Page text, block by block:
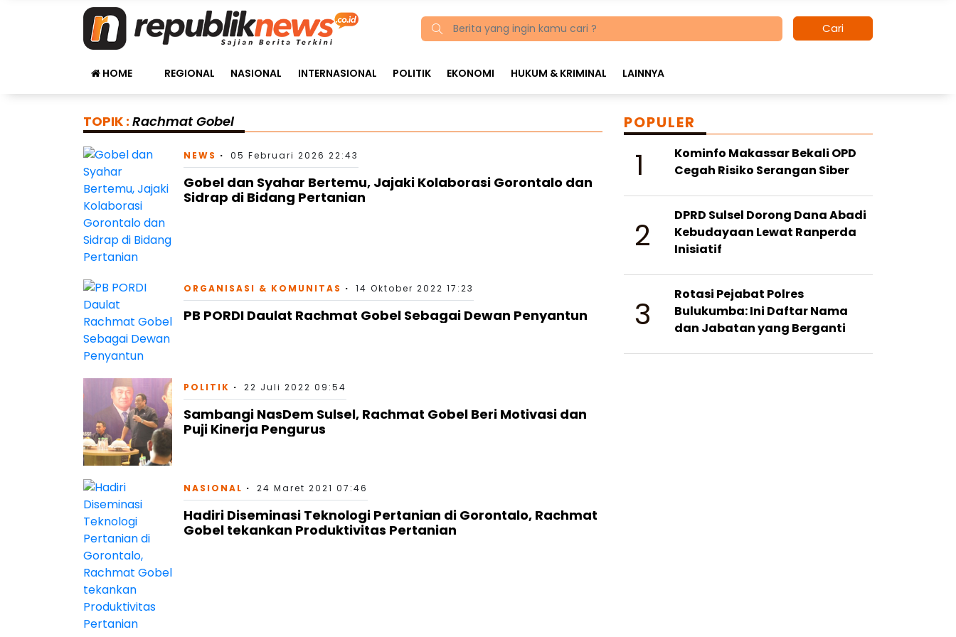
Cari
HOME REGIONAL NASIONAL INTERNASIONAL POLITIK EKONOMI HUKUM & KRIMINAL LAINNYA
TOPIK : Rachmat Gobel
NEWS 05 Februari 2026 22:43
Gobel dan Syahar Bertemu, Jajaki Kolaborasi Gorontalo dan
Sidrap di Bidang Pertanian
ORGANISASI & KOMUNITAS 14 Oktober 2022 17:23
PB PORDI Daulat Rachmat Gobel Sebagai Dewan Penyantun
POLITIK 22 Juli 2022 09:54
Sambangi NasDem Sulsel, Rachmat Gobel Beri Motivasi dan
Puji Kinerja Pengurus
NASIONAL 24 Maret 2021 07:46
Hadiri Diseminasi Teknologi Pertanian di Gorontalo, Rachmat
Gobel tekankan Produktivitas Pertanian
POPULER
1
Kominfo Makassar Bekali OPD
Cegah Risiko Serangan Siber
2
DPRD Sulsel Dorong Dana Abadi
Kebudayaan Lewat Ranperda
Inisiatif
3
Rotasi Pejabat Polres
Bulukumba: Ini Daftar Nama
dan Jabatan yang Berganti